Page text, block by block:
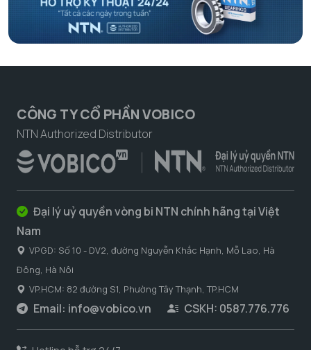
CÔNG TY CỔ PHẦN VOBICO
NTN Authorized Distributor
Đại lý uỷ quyền vòng bi NTN chính hãng tại Việt
Nam
VPGD: Số 10 - DV2, đường Nguyễn Khắc Hạnh, Mỗ Lao, Hà
Đông, Hà Nôi
VP.HCM: 82 đường S1, Phường Tây Thạnh, TP.HCM
Email: info@vobico.vn CSKH: 0587.776.776